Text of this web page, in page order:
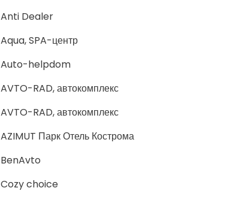
Anti Dealer
Aqua, SPA-центр
Auto-helpdom
AVTO-RAD, автокомплекс
AVTO-RAD, автокомплекс
AZIMUT Парк Отель Кострома
BenAvto
Cozy choice